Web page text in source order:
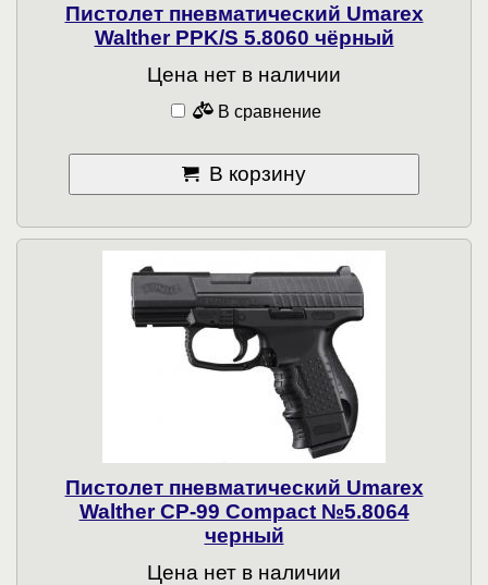
Пистолет пневматический Umarex
Walther PPK/S 5.8060 чёрный
Цена нет в наличии
В сравнение
В корзину
Пистолет пневматический Umarex
Walther CP-99 Compact №5.8064
черный
Цена нет в наличии